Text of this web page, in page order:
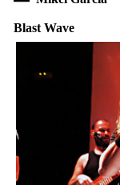
Blast Wave